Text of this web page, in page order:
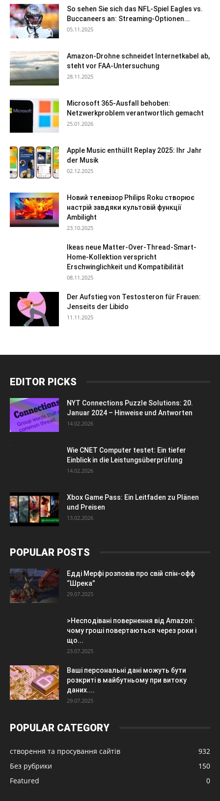
So sehen Sie sich das NFL-Spiel Eagles vs.
Buccaneers an: Streaming-Optionen...
05.11.2025
Amazon-Drohne schneidet Internetkabel ab,
steht vor FAA-Untersuchung
28.11.2025
Microsoft 365-Ausfall behoben:
Netzwerkproblem verantwortlich gemacht
25.01.2026
Apple Music enthüllt Replay 2025: Ihr Jahr
der Musik
02.12.2025
Новий телевізор Philips Roku створює
настрій завдяки культовій функції
Ambilight
23.10.2025
Ikeas neue Matter-Over-Thread-Smart-
Home-Kollektion verspricht
Erschwinglichkeit und Kompatibilität
08.11.2025
Der Aufstieg von Testosteron für Frauen:
Jenseits der Libido
11.11.2025
EDITOR PICKS
NYT Connections Puzzle Solutions: 20.
Januar 2024 – Hinweise und Antworten
14.02.2026
Wie CNET Computer testet: Ein tiefer
Einblick in die Leistungsüberprüfung
14.02.2026
Xbox Game Pass: Ein Leitfaden zu Plänen
und Preisen
13.02.2026
POPULAR POSTS
Едді Мерфі розповів про свій спін-офф
“Шрека”
29.07.2025
>Несподівані повернення від Amazon:
чому гроші повертаються через роки і
що...
23.07.2025
Ваші персональні дані можуть бути
розкриті в майбутньому при витоку
даних....
29.07.2025
POPULAR CATEGORY
створення та просування сайтів
932
Без рубрики
150
Featured
0